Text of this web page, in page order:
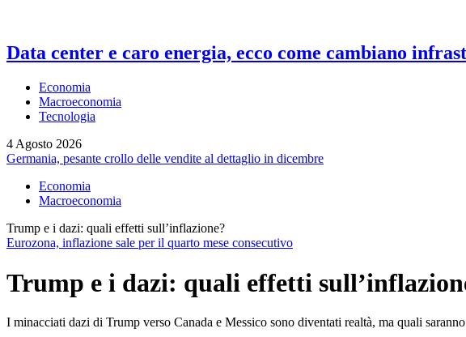
Data center e caro energia, ecco come cambiano
Economia
Macroeconomia
Tecnologia
4 Agosto 2026
Germania, pesante crollo delle vendite al dettaglio in dicembre
Economia
Macroeconomia
Trump e i dazi: quali effetti sull’inflazione?
Eurozona, inflazione sale per il quarto mese consecutivo
Trump e i dazi: quali effetti
I minacciati dazi di Trump verso Canada e Messico sono diventati realtà, ma quali